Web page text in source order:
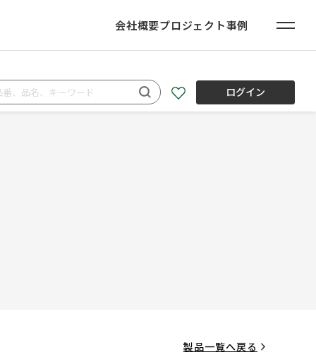
会社概要プロジェクト事例
ログイン
製品一覧へ戻る